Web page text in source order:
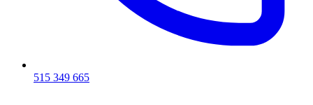
515 349 665